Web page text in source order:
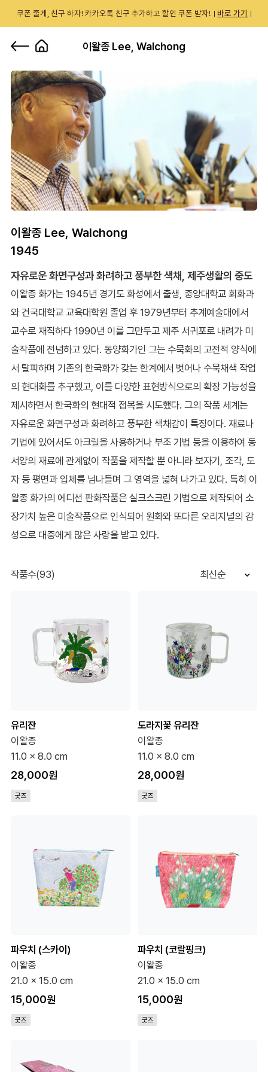
쿠폰 줄게, 친구 하자! 카카오톡 친구 추가하고 할인 쿠폰 받자! 바로 가기
이왈종 Lee, Walchong
이왈종 Lee, Walchong
1945
자유로운 화면구성과 화려하고 풍부한 색채, 제주생활의 중도
이왈종 화가는 1945년 경기도 화성에서 출생, 중앙대학교 회화과
와 건국대학교 교육대학원 졸업 후 1979년부터 추계예술대에서
교수로 재직하다 1990년 이를 그만두고 제주 서귀포로 내려가 미
술작품에 전념하고 있다. 동양화가인 그는 수묵화의 고전적 양식에
서 탈피하며 기존의 한국화가 갖는 한계에서 벗어나 수묵채색 작업
의 현대화를 추구했고, 이를 다양한 표현방식으로의 확장 가능성을
제시하면서 한국화의 현대적 접목을 시도했다. 그의 작품 세계는
자유로운 화면구성과 화려하고 풍부한 색채감이 특징이다. 재료나
기법에 있어서도 아크릴을 사용하거나 부조 기법 등을 이용하여 동
서양의 재료에 관계없이 작품을 제작할 뿐 아니라 보자기, 조각, 도
자 등 평면과 입체를 넘나들며 그 영역을 넓혀 나가고 있다. 특히 이
왈종 화가의 에디션 판화작품은 실크스크린 기법으로 제작되어 소
장가치 높은 미술작품으로 인식되어 원화와 또다른 오리지널의 감
성으로 대중에게 많은 사랑을 받고 있다.
작품수(93) 최신순
유리잔
이왈종
11.0 x 8.0 cm
28,000원
굿즈
도라지꽃 유리잔
이왈종
11.0 x 8.0 cm
28,000원
굿즈
파우치 (스카이)
이왈종
21.0 x 15.0 cm
15,000원
굿즈
파우치 (코랄핑크)
이왈종
21.0 x 15.0 cm
15,000원
굿즈